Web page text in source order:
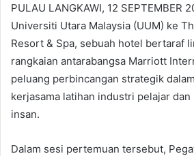
PULAU LANGKAWI, 12 SEPTEMBER
Universiti Utara Malaysia (UUM) ke
Resort & Spa, sebuah hotel bertaraf
rangkaian antarabangsa Marriott
peluang perbincangan strategik
kerjasama latihan industri pelajar
insan.
Dalam sesi pertemuan tersebut,